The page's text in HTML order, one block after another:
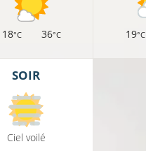
18°C 36°C 19°C
SOIR
Ciel voilé